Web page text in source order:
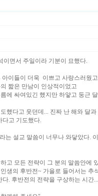
이면서 주일이라 기분이 묘했다.
아이들이 더욱 이쁘고 사랑스러웠
짧은 만남이 인상적이었고
에 싸여있긴 했지만 하얗고 둥근
했다고 웃던데... 진짜 난 해와 달
다고 기도했다.
는 설교 말씀이 너무나 와닿았다.
고 모든 전략이 그 분의 말씀안에
생의 후반전~ 가을로 들어서는 추
. 후반전의 전략을 구상하는 시간